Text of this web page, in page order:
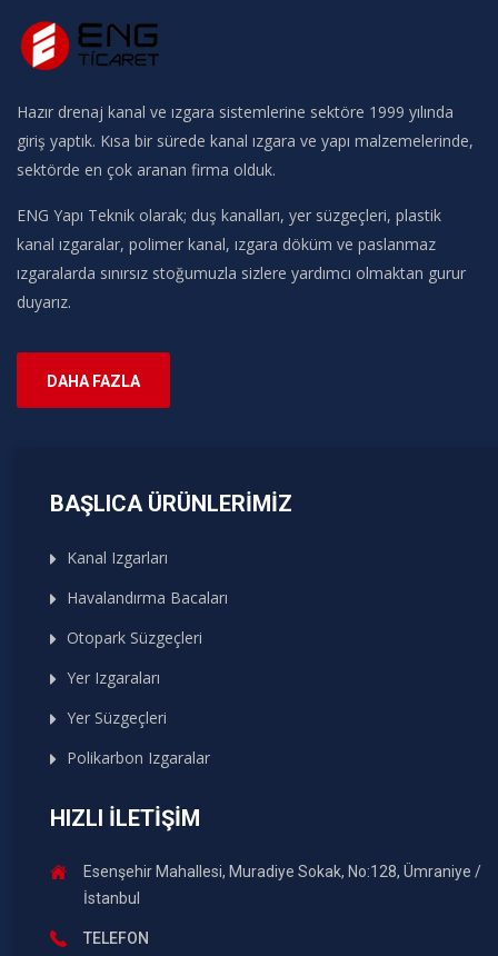
Hazır drenaj kanal ve ızgara sistemlerine sektöre 1999 yılında
giriş yaptık. Kısa bir sürede kanal ızgara ve yapı malzemelerinde,
sektörde en çok aranan firma olduk.
ENG Yapı Teknik olarak; duş kanalları, yer süzgeçleri, plastik
kanal ızgaralar, polimer kanal, ızgara döküm ve paslanmaz
ızgaralarda sınırsız stoğumuzla sizlere yardımcı olmaktan gurur
duyarız.
DAHA FAZLA
BAŞLICA ÜRÜNLERIMIZ
Kanal Izgarları
Havalandırma Bacaları
Otopark Süzgeçleri
Yer Izgaraları
Yer Süzgeçleri
Polikarbon Izgaralar
HIZLI İLETIŞIM
Esenşehir Mahallesi, Muradiye Sokak, No:128, Ümraniye /
İstanbul
TELEFON